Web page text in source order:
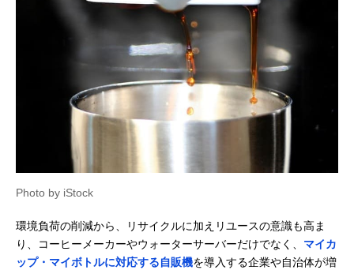
Photo by iStock
環境負荷の削減から、リサイクルに加えリユースの意識も高ま
り、コーヒーメーカーやウォーターサーバーだけでなく、 マイカ
ップ・マイボトルに対応する自販機を導入する企業や自治体が増